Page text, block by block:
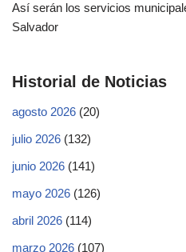
Así serán los servicios
Salvador
Historial de Noticias
agosto 2026 (20)
julio 2026 (132)
junio 2026 (141)
mayo 2026 (126)
abril 2026 (114)
marzo 2026 (107)